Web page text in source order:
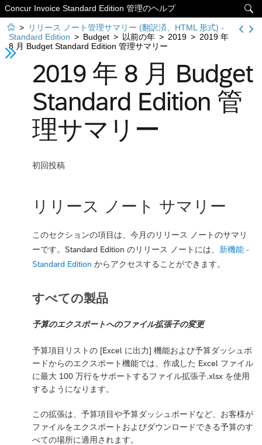

Concur Invoice Standard Edition 管理のヘルプ
 >
リリース ノート管理サマリー (翻訳済、HTML 形式) -
Standard Edition > Budget > 以前の年 > 2019 > 2019 年
8 月 Budget Standard Edition 管理サマリー
2019 年 8 月 Budget
Standard Edition 管
理サマリー
初回投稿
リリース ノート サマリー
このセクションの項目は、今月のリリース ノートのサマリ
ーです。Standard Edition のリリース ノートには、 新機能 -
Standard Edition からアクセスすることができます。
すべての製品
予算のエクスポートへのファイル拡張子の変更
予算項目リストの [Excel に出力] 機能および予算ダッシュボ
ードからのエクスポート機能では、作成した Excel ファイル
に最大 100 万行をサポートするファイル拡張子.xlsx を使用
するようになります。
この拡張は、予算項目や予算ダッシュボードなど、お客様が
ファイルをエクスポートおよびダウンロードできる予算のす
べての場所に適用されます。